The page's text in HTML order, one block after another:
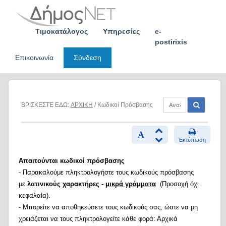
Τιμοκατάλογος Υπηρεσίες
e-
postirixis
Επικοινωνία
Σύνδεση
ΒΡΙΣΚΕΣΤΕ ΕΔΩ: ΑΡΧΙΚΗ / Κωδικοί Πρόσβασης
Εκτύπωση
Απαιτούνται κωδικοί πρόσβασης
- Παρακαλούμε πληκτρολογήστε τους κωδικούς πρόσβασης
με λατινικούς χαρακτήρες - μικρά γράμματα(Προσοχή όχι
κεφαλαία).
- Μπορείτε να αποθηκεύσετε τους κωδικούς σας, ώστε να μη
χρειάζεται να τους πληκτρολογείτε κάθε φορά: Αρχικά